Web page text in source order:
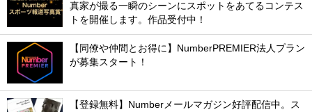
真家が撮る一瞬のシーンにスポットをあてるコンテス
トを開催します。作品受付中！
【同僚や仲間とお得に】NumberPREMIER法人プラン
が募集スタート！
【登録無料】Numberメールマガジン好評配信中。ス